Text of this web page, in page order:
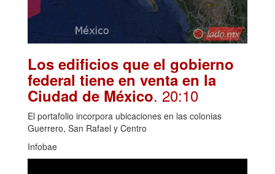
Los edificios que el gobierno
federal tiene en venta en la
Ciudad de México. 20:10
El portafolio incorpora ubicaciones en las colonias
Guerrero, San Rafael y Centro
Infobae